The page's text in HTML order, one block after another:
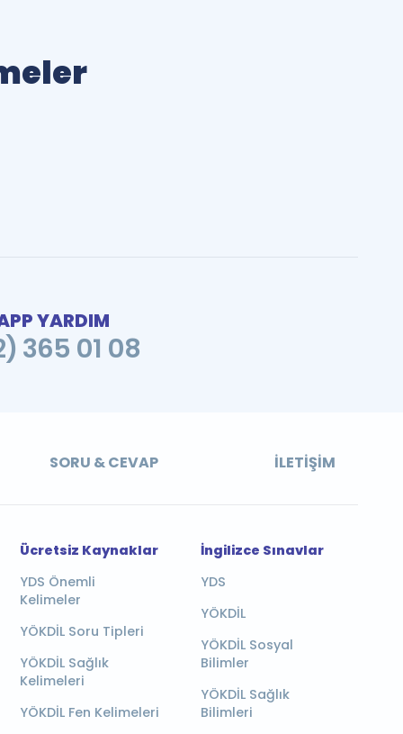
YARDIM
365 01 08
SORU & CEVAP İLETIŞIM
Ücretsiz Kaynaklar
YDS Önemli
Kelimeler
YÖKDİL Soru Tipleri
YÖKDİL Sağlık
Kelimeleri
YÖKDİL Fen Kelimeleri
İngilizce Sınavlar
YDS
YÖKDİL
YÖKDİL Sosyal
Bilimler
YÖKDİL Sağlık
Bilimleri